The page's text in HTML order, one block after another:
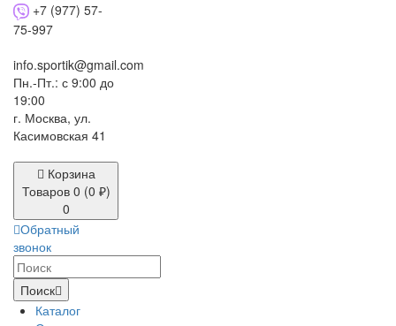
+7 (977) 57-
75-997
info.sportik@gmail.com
Пн.-Пт.: с 9:00 до
19:00
г. Москва, ул.
Касимовская 41
Корзина
Товаров 0 (0 ₽)
0
Обратный
звонок
Поиск
Каталог